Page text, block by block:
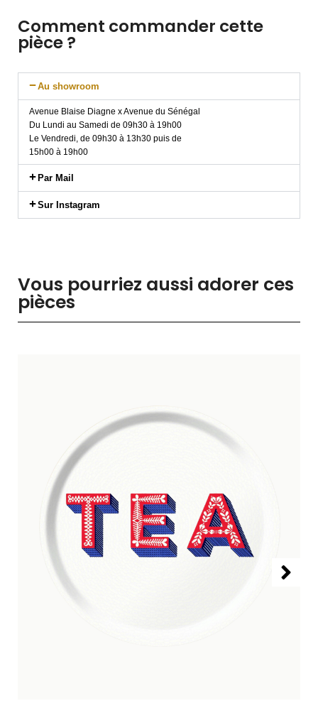
Comment commander cette
pièce ?
Au showroom
Avenue Blaise Diagne x Avenue du Sénégal
Du Lundi au Samedi de 09h30 à 19h00
Le Vendredi, de 09h30 à 13h30 puis de
15h00 à 19h00
Par Mail
Sur Instagram
Vous pourriez aussi adorer ces
pièces